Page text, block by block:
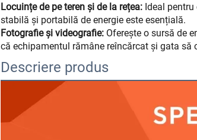
Locuințe de pe teren și de la rețea: Ideal
stabilă și portabilă de energie este esențială.
Fotografie şi videografie: Oferește o sursă de
că echipamentul rămâne reîncărcat și gata să
Descriere produs